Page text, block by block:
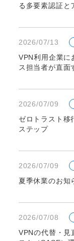
る多要素認証と
2026/07/13
VPN利用企業に
ス担当者が直面
2026/07/09
ゼロトラスト移
ステップ
2026/07/09
夏季休業のお知
2026/07/08
VPNの代替・見